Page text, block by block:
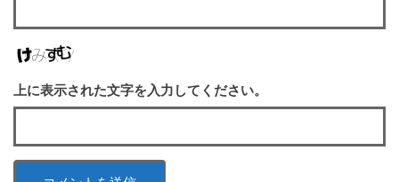
上に表示された文字を入力してください。